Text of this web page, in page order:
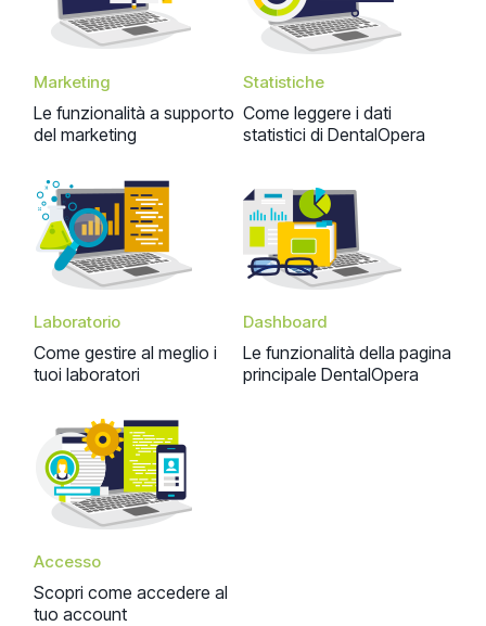
Marketing
Le funzionalità a supporto
del marketing
Statistiche
Come leggere i dati
statistici di DentalOpera
Laboratorio
Come gestire al meglio i
tuoi laboratori
Dashboard
Le funzionalità della pagina
principale DentalOpera
Accesso
Scopri come accedere al
tuo account